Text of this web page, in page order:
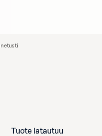
Tuote latautuu